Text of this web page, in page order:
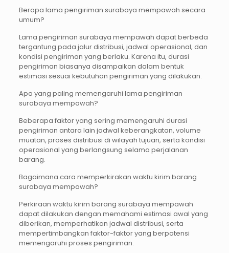
Berapa lama pengiriman surabaya mempawah secara
umum?
Lama pengiriman surabaya mempawah dapat berbeda
tergantung pada jalur distribusi, jadwal operasional, dan
kondisi pengiriman yang berlaku. Karena itu, durasi
pengiriman biasanya disampaikan dalam bentuk
estimasi sesuai kebutuhan pengiriman yang dilakukan.
Apa yang paling memengaruhi lama pengiriman
surabaya mempawah?
Beberapa faktor yang sering memengaruhi durasi
pengiriman antara lain jadwal keberangkatan, volume
muatan, proses distribusi di wilayah tujuan, serta kondisi
operasional yang berlangsung selama perjalanan
barang.
Bagaimana cara memperkirakan waktu kirim barang
surabaya mempawah?
Perkiraan waktu kirim barang surabaya mempawah
dapat dilakukan dengan memahami estimasi awal yang
diberikan, memperhatikan jadwal distribusi, serta
mempertimbangkan faktor-faktor yang berpotensi
memengaruhi proses pengiriman.